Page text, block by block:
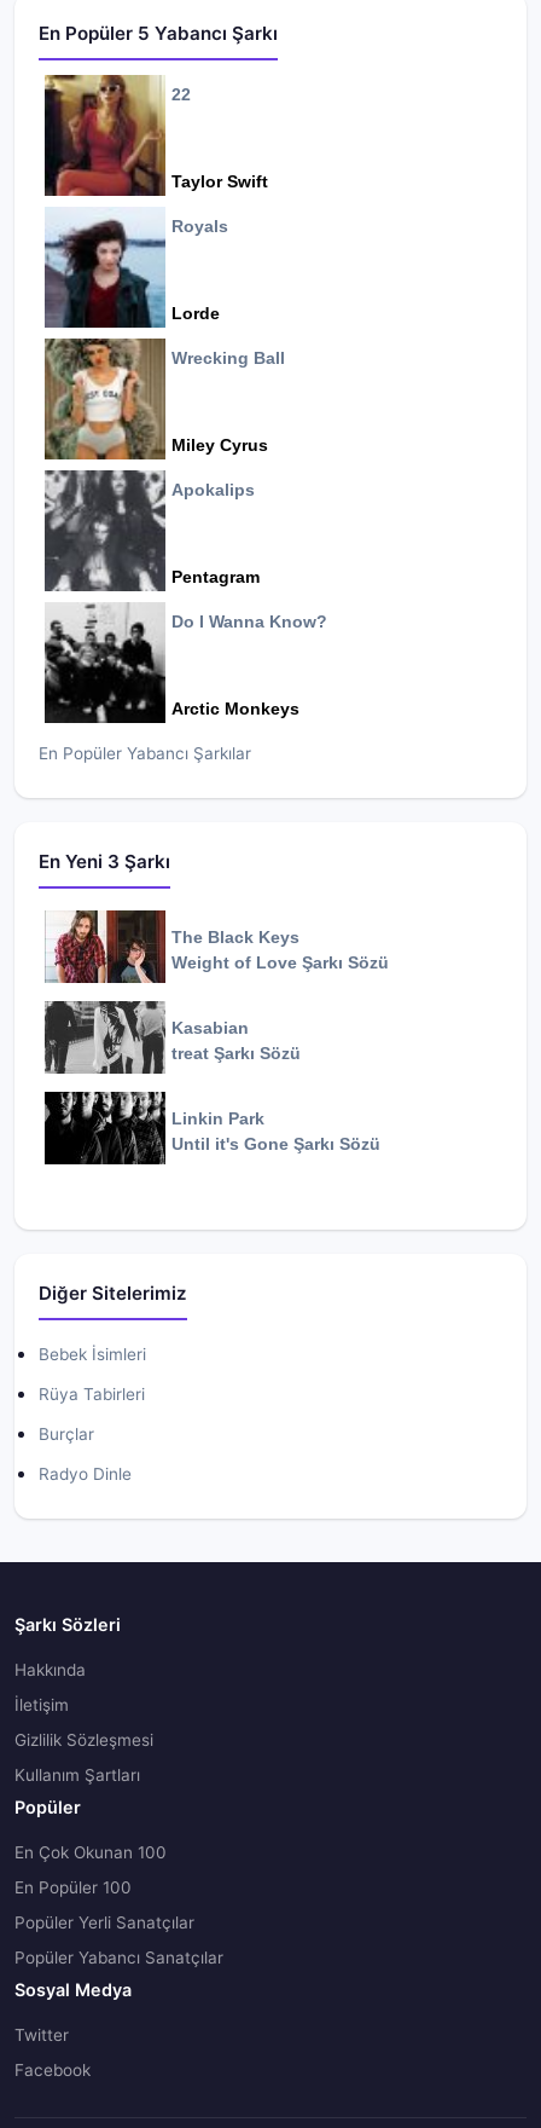
En Popüler 5 Yabancı Şarkı
22
Taylor Swift
Royals
Lorde
Wrecking Ball
Miley Cyrus
Apokalips
Pentagram
Do I Wanna Know?
Arctic Monkeys
En Popüler Yabancı Şarkılar
En Yeni 3 Şarkı
The Black Keys
Weight of Love Şarkı Sözü
Kasabian
treat Şarkı Sözü
Linkin Park
Until it's Gone Şarkı Sözü
Diğer Sitelerimiz
Bebek İsimleri
Rüya Tabirleri
Burçlar
Radyo Dinle
Şarkı Sözleri
Hakkında
İletişim
Gizlilik Sözleşmesi
Kullanım Şartları
Popüler
En Çok Okunan 100
En Popüler 100
Popüler Yerli Sanatçılar
Popüler Yabancı Sanatçılar
Sosyal Medya
Twitter
Facebook